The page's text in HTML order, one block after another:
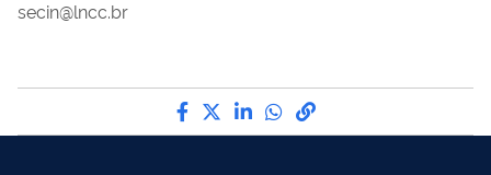
secin@lncc.br
Compartilhe por Facebook
Compartilhe por Twitter
Compartilhe por
Compartilhe por
link para Copiar